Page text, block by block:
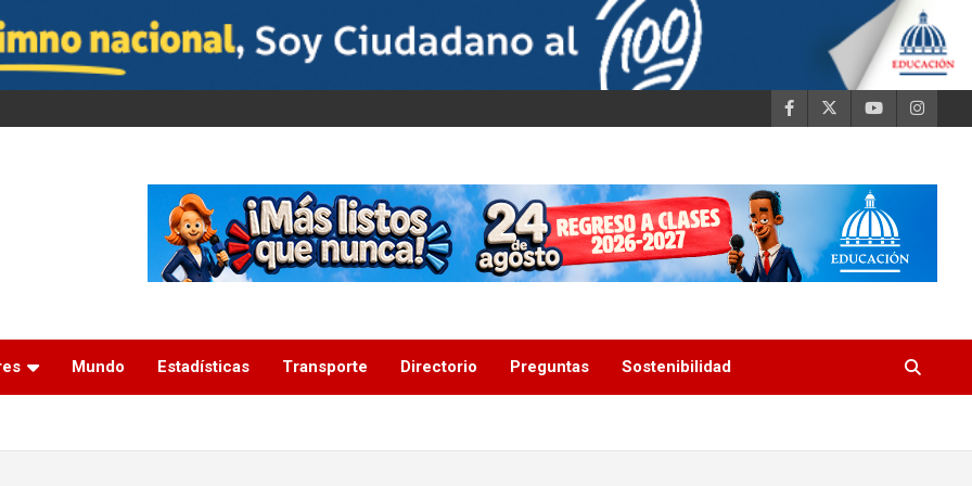
Mundo Estadísticas Transporte Directorio Preguntas Sostenibilidad